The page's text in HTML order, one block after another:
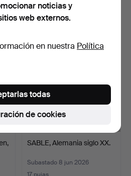
19 pujas
159 USD
SABLE, Alemania siglo XX.
Subastado 8 jun 2026
noticias y
web externos.
en nuestra Política
de cookies
todas